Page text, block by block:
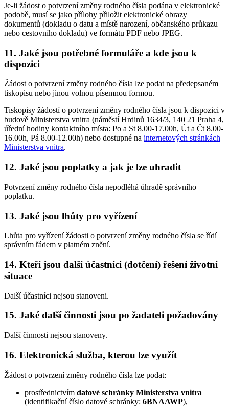
Je-li žádost o potvrzení změny rodného čísla podána v elektronické
podobě, musí se jako přílohy přiložit elektronické obrazy
dokumentů (dokladu o datu a místě narození, občanského průkazu
nebo cestovního dokladu) ve formátu PDF nebo JPEG.
11. Jaké jsou potřebné formuláře a kde jsou k
dispozici
Žádost o potvrzení změny rodného čísla lze podat na předepsaném
tiskopisu nebo jinou volnou písemnou formou.
Tiskopisy žádostí o potvrzení změny rodného čísla jsou k dispozici v
budově Ministerstva vnitra (náměstí Hrdinů 1634/3, 140 21 Praha 4,
úřední hodiny kontaktního místa: Po a St 8.00-17.00h, Út a Čt 8.00-
16.00h, Pá 8.00-12.00h) nebo dostupné na internetových stránkách
Ministerstva vnitra.
12. Jaké jsou poplatky a jak je lze uhradit
Potvrzení změny rodného čísla nepodléhá úhradě správního
poplatku.
13. Jaké jsou lhůty pro vyřízení
Lhůta pro vyřízení žádosti o potvrzení změny rodného čísla se řídí
správním řádem v platném znění.
14. Kteří jsou další účastníci (dotčení) řešení životní
situace
Další účastníci nejsou stanoveni.
15. Jaké další činnosti jsou po žadateli požadovány
Další činnosti nejsou stanoveny.
16. Elektronická služba, kterou lze využít
Žádost o potvrzení změny rodného čísla lze podat:
prostřednictvím datové schránky Ministerstva vnitra
(identifikační číslo datové schránky: 6BNAAWP),